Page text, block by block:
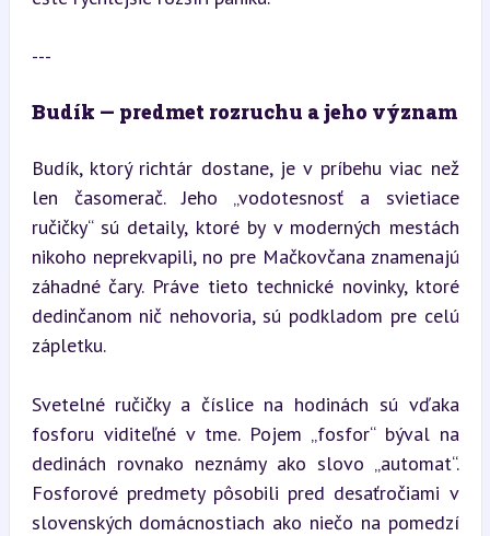
---
Budík — predmet rozruchu a jeho význam
Budík, ktorý richtár dostane, je v príbehu viac než
len časomerač. Jeho „vodotesnosť a svietiace
ručičky“ sú detaily, ktoré by v moderných mestách
nikoho neprekvapili, no pre Mačkovčana znamenajú
záhadné čary. Práve tieto technické novinky, ktoré
dedinčanom nič nehovoria, sú podkladom pre celú
zápletku.
Svetelné ručičky a číslice na hodinách sú vďaka
fosforu viditeľné v tme. Pojem „fosfor“ býval na
dedinách rovnako neznámy ako slovo „automat“.
Fosforové predmety pôsobili pred desaťročiami v
slovenských domácnostiach ako niečo na pomedzí